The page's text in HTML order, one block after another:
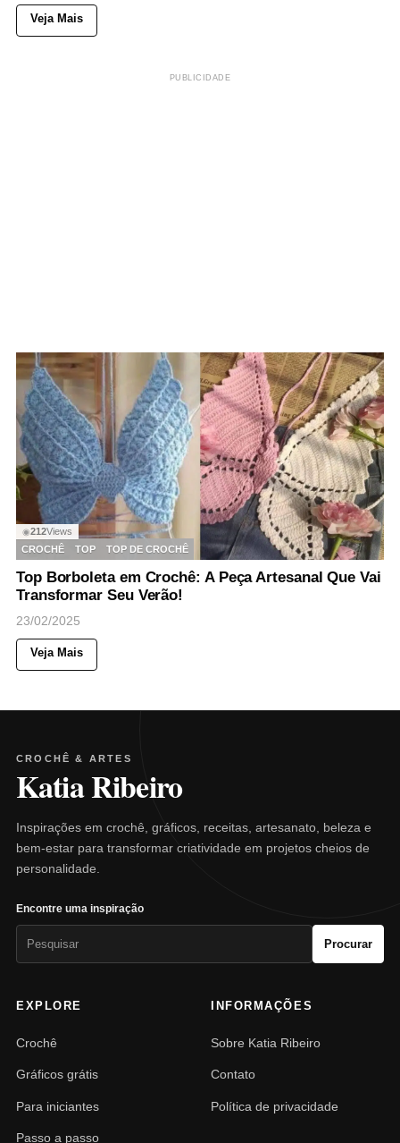
Veja Mais
PUBLICIDADE
◉212Views
CROCHÊ
TOP TOP DE CROCHÊ
Top Borboleta em Crochê: A Peça Artesanal Que Vai
Transformar Seu Verão!
23/02/2025
Veja Mais
CROCHÊ & ARTES
Katia Ribeiro
Inspirações em crochê, gráficos, receitas, artesanato, beleza e
bem-estar para transformar criatividade em projetos cheios de
personalidade.
Encontre uma inspiração
Procurar
EXPLORE
Crochê
Gráficos grátis
Para iniciantes
Passo a passo
INFORMAÇÕES
Sobre Katia Ribeiro
Contato
Política de privacidade